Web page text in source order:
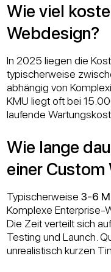
Wie viel
Webdesign?
In 2025 liegen die
typischerweise
abhängig von
KMU liegt oft bei
laufende
Wie lange
einer Custom
Typischerweise3-6
Komplexe Enterprise-
Die Zeit verteilt sich
Testing und Launch.
unrealistisch kurzen